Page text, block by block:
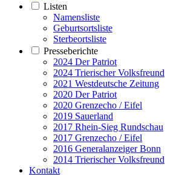
Listen
Namensliste
Geburtsortsliste
Sterbeortsliste
Presseberichte
2024 Der Patriot
2024 Trierischer Volksfreund
2021 Westdeutsche Zeitung
2020 Der Patriot
2020 Grenzecho / Eifel
2019 Sauerland
2017 Rhein-Sieg Rundschau
2017 Grenzecho / Eifel
2016 Generalanzeiger Bonn
2014 Trierischer Volksfreund
Kontakt